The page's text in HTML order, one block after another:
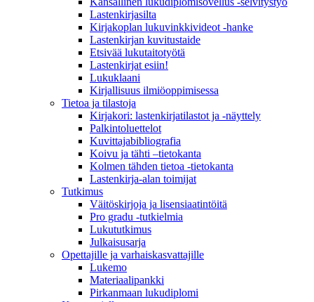
Lastenkirjasilta
Kirjakoplan lukuvinkkivideot -hanke
Lastenkirjan kuvitustaide
Etsivää lukutaitotyötä
Lastenkirjat esiin!
Lukuklaani
Kirjallisuus ilmiöoppimisessa
Tietoa ja tilastoja
Kirjakori: lastenkirjatilastot ja -näyttely
Palkintoluettelot
Kuvittaja­bibliografia
Koivu ja tähti –tietokanta
Kolmen tähden tietoa -tietokanta
Lastenkirja-alan toimijat
Tutkimus
Väitöskirjoja ja lisensiaatintöitä
Pro gradu -tutkielmia
Lukututkimus
Julkaisusarja
Opettajille ja varhaiskasvattajille
Lukemo
Materiaalipankki
Pirkanmaan lukudiplomi